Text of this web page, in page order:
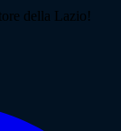
della Lazio!